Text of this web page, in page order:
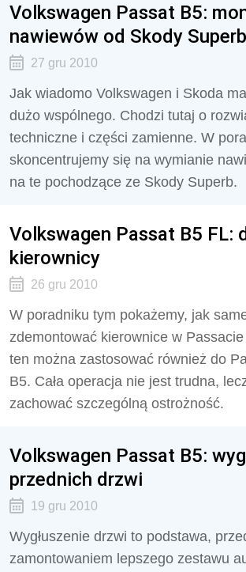
Volkswagen Passat B5:
nawiewów od Skody
27 gru 2010
Jak wiadomo Volkswagen i Skoda
dużo wspólnego. Chodzi tutaj o
techniczne i części zamienne. W
skoncentrujemy się na wymianie
na te pochodzące ze Skody Superb.
Volkswagen Passat B5 FL:
kierownicy
26 gru 2010
W poradniku tym pokażemy, jak
zdemontować kierownice w
ten można zastosować również do
B5. Cała operacja nie jest trudna,
zachować szczególną ostrożność.
Volkswagen Passat B5:
przednich drzwi
19 gru 2010
Wygłuszenie drzwi to podstawa,
zamontowaniem lepszego zestawu